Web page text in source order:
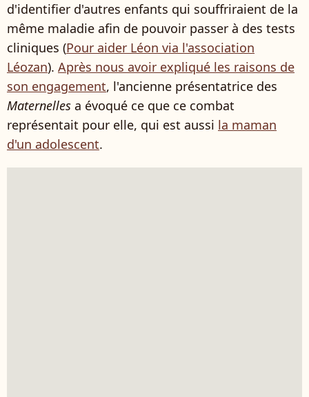
d'identifier d'autres enfants qui souffriraient de la
même maladie afin de pouvoir passer à des tests
cliniques (Pour aider Léon via l'association
Léozan). Après nous avoir expliqué les raisons de
son engagement, l'ancienne présentatrice des
Maternelles a évoqué ce que ce combat
représentait pour elle, qui est aussi la maman
d'un adolescent.